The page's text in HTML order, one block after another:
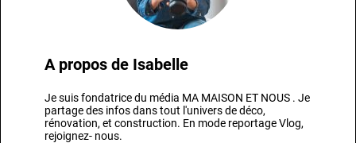
A propos de Isabelle
Je suis fondatrice du média MA MAISON ET NOUS . Je
partage des infos dans tout l'univers de déco,
rénovation, et construction. En mode reportage Vlog,
rejoignez- nous.